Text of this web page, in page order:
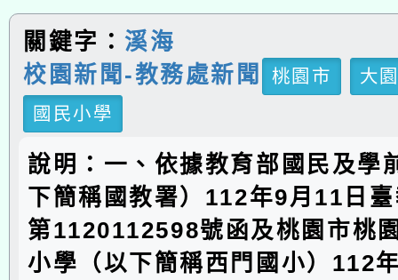
關鍵字： 溪海
校園新聞-教務處新聞
桃園市
大
國民小學
說明：一、依據教育部國民及學
下簡稱國教署）112年9月11日
第1120112598號函及桃園市桃
小學（以下簡稱西門國小）112